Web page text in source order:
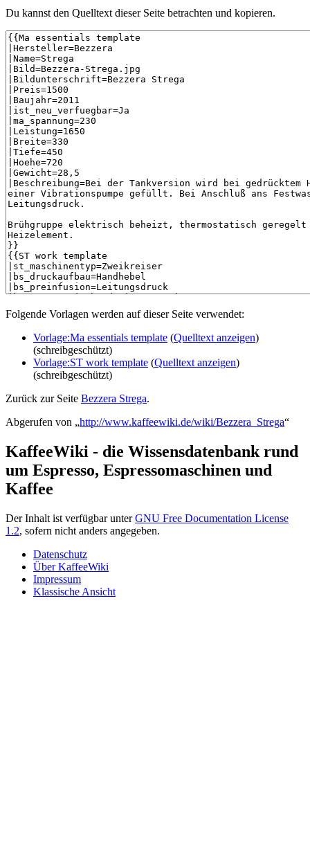
Du kannst den Quelltext dieser Seite betrachten und kopieren.
Folgende Vorlagen werden auf dieser Seite verwendet:
Vorlage:Ma essentials template (Quelltext anzeigen)
(schreibgeschützt)
Vorlage:ST work template (Quelltext anzeigen)
(schreibgeschützt)
Zurück zur Seite Bezzera Strega.
Abgerufen von „http://www.kaffeewiki.de/wiki/Bezzera_Strega“
KaffeeWiki - die Wissensdatenbank rund
um Espresso, Espressomaschinen und
Kaffee
Der Inhalt ist verfügbar unterGNU Free Documentation License
1.2, sofern nicht anders angegeben.
Datenschutz
Über KaffeeWiki
Impressum
Klassische Ansicht